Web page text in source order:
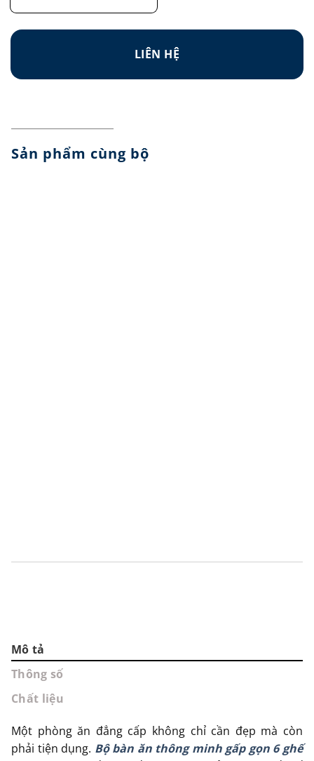
LIÊN HỆ
Sản phẩm cùng bộ
Mô tả
Thông số
Chất liệu
Một phòng ăn đẳng cấp không chỉ cần đẹp mà còn
phải tiện dụng. Bộ bàn ăn thông minh gấp gọn 6 ghế